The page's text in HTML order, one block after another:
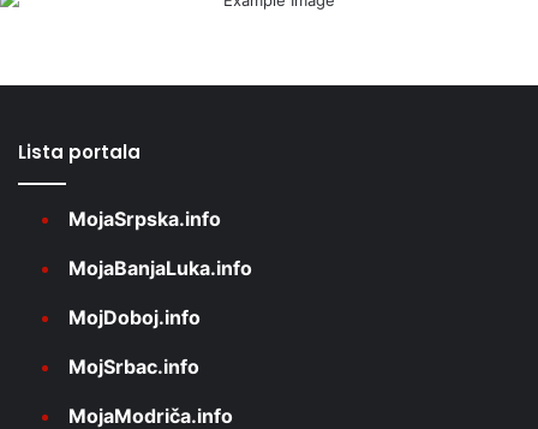
Lista portala
MojaSrpska.info
MojaBanjaLuka.info
MojDoboj.info
MojSrbac.info
MojaModriča.info